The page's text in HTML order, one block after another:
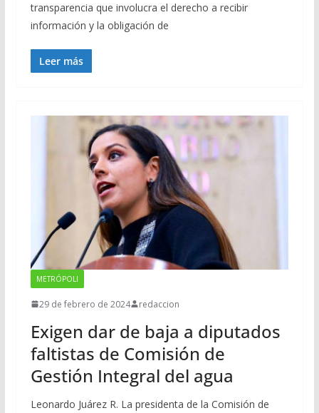
transparencia que involucra el derecho a recibir
información y la obligación de
Leer más
METRÓPOLI
29 de febrero de 2024 redaccion
Exigen dar de baja a diputados
faltistas de Comisión de
Gestión Integral del agua
Leonardo Juárez R. La presidenta de la Comisión de